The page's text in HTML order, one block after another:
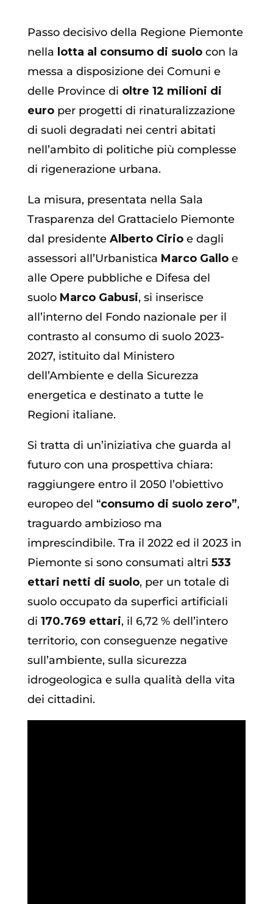
Passo decisivo della Regione Piemonte
nella lotta al consumo di suolo con la
messa a disposizione dei Comuni e
delle Province di oltre 12 milioni di
euro per progetti di rinaturalizzazione
di suoli degradati nei centri abitati
nell’ambito di politiche più complesse
di rigenerazione urbana.
La misura, presentata nella Sala
Trasparenza del Grattacielo Piemonte
dal presidente Alberto Cirioe dagli
assessori all’Urbanistica Marco Galloe
alle Opere pubbliche e Difesa del
suolo Marco Gabusi, si inserisce
all’interno del Fondo nazionale per il
contrasto al consumo di suolo 2023-
2027, istituito dal Ministero
dell’Ambiente e della Sicurezza
energetica e destinato a tutte le
Regioni italiane.
Si tratta di un’iniziativa che guarda al
futuro con una prospettiva chiara:
raggiungere entro il 2050 l’obiettivo
europeo del “consumo di suolo zero”,
traguardo ambizioso ma
imprescindibile. Tra il 2022 ed il 2023 in
Piemonte si sono consumati altri 533
ettari netti di suolo, per un totale di
suolo occupato da superfici artificiali
di 170.769 ettari, il 6,72 % dell’intero
territorio, con conseguenze negative
sull’ambiente, sulla sicurezza
idrogeologica e sulla qualità della vita
dei cittadini.